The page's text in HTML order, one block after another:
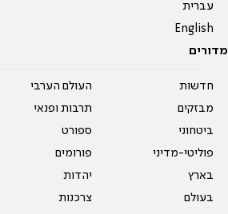
עברית
English
מדורים
חדשות
מבזקים
ביטחוני
פוליטי-מדיני
בארץ
בעולם
העולם הערבי
תרבות ופנאי
ספורט
פורומים
יהדות
צרכנות